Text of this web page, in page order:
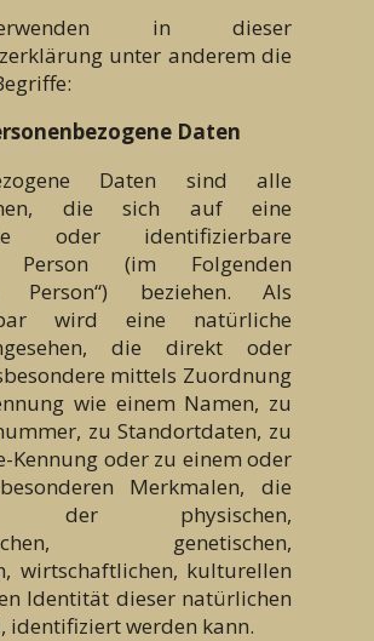
in dieser
unter anderem die
Daten
Daten sind alle
die sich auf eine
oder identifizierbare
Person (im Folgenden
Person“) beziehen. Als
wird eine natürliche
die direkt oder
mittels Zuordnung
wie einem Namen, zu
zu Standortdaten, zu
Kennung oder zu einem oder
Merkmalen, die
der physischen,
genetischen,
wirtschaftlichen, kulturellen
Identität dieser natürlichen
identifiziert werden kann.